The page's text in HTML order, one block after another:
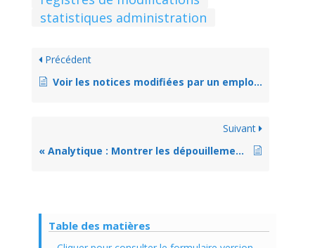
statistiques administration
Précédent
Voir les notices modifiées par un employé
Suivant
« Analytique : Montrer les dépouillements » : qu’est-ce? Comment s’en servir? Comment l’enlever?
Table des matières